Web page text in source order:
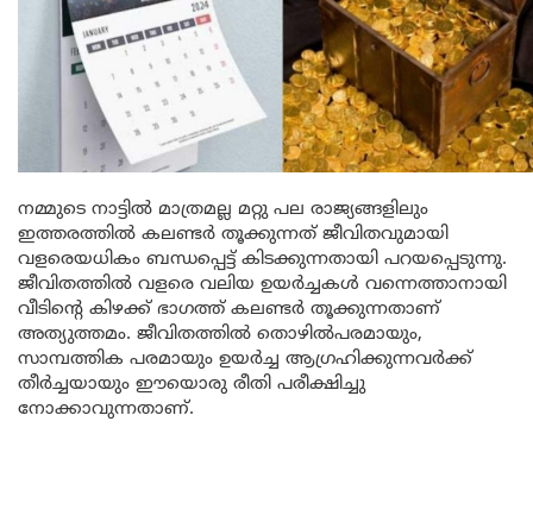
നമ്മുടെ നാട്ടിൽ മാത്രമല്ല മറ്റു പല രാജ്യങ്ങളിലും
ഇത്തരത്തിൽ കലണ്ടർ തൂക്കുന്നത് ജീവിതവുമായി
വളരെയധികം ബന്ധപ്പെട്ട് കിടക്കുന്നതായി പറയപ്പെടുന്നു.
ജീവിതത്തിൽ വളരെ വലിയ ഉയർച്ചകൾ വന്നെത്താനായി
വീടിന്റെ കിഴക്ക് ഭാഗത്ത് കലണ്ടർ തൂക്കുന്നതാണ്
അത്യുത്തമം. ജീവിതത്തിൽ തൊഴിൽപരമായും,
സാമ്പത്തിക പരമായും ഉയർച്ച ആഗ്രഹിക്കുന്നവർക്ക്
തീർച്ചയായും ഈയൊരു രീതി പരീക്ഷിച്ചു
നോക്കാവുന്നതാണ്.